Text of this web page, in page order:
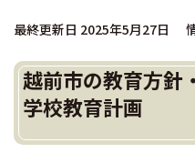
最終更新日 2025年5月27日
越前市の教育方針
学校教育計画